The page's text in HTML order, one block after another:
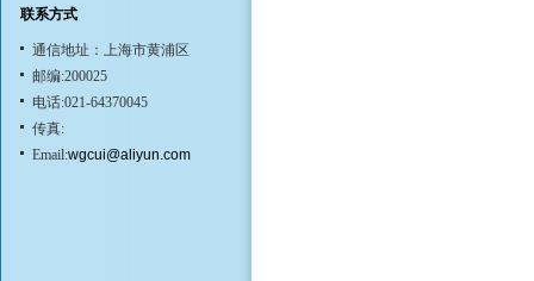
联系方式
通信地址：上海市黄浦区
邮编:200025
电话:021-64370045
传真:
Email:wgcui@aliyun.com